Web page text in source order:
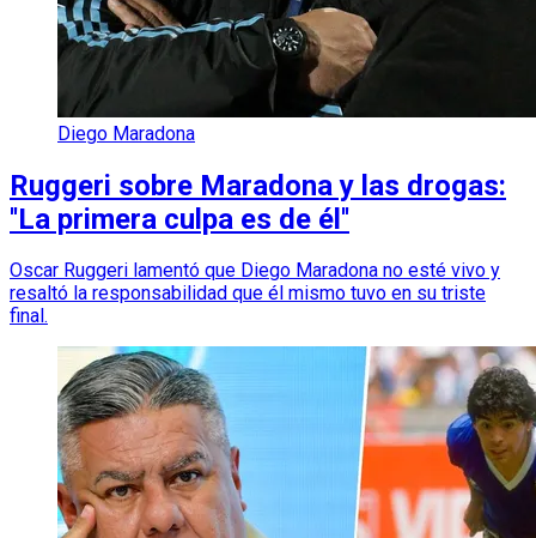
Diego Maradona
Ruggeri sobre Maradona y las drogas:
''La primera culpa es de él''
Oscar Ruggeri lamentó que Diego Maradona no esté vivo y
resaltó la responsabilidad que él mismo tuvo en su triste
final.